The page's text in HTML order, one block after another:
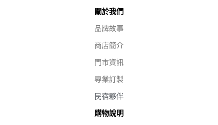
關於我們
品牌故事
商店簡介
門市資訊
專業訂製
民宿夥伴
購物說明